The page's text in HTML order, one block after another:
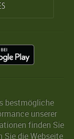
bestmögliche
unserer
finden Sie
Sie die Webseite